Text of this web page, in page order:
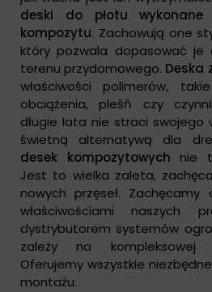
deski do płotu
kompozytu. Zachowują one
który pozwala dopasować je
terenu przydomowego. Deska
właściwości polimerów,
obciążenia, pleśń czy
długie lata nie straci swojego
świetną alternatywą dla
desek kompozytowych nie
Jest to wielka zaleta,
nowych przęseł.
właściwościami naszych
dystrybutorem systemów
zależy na kompleksowej
Oferujemy wszystkie
montażu.